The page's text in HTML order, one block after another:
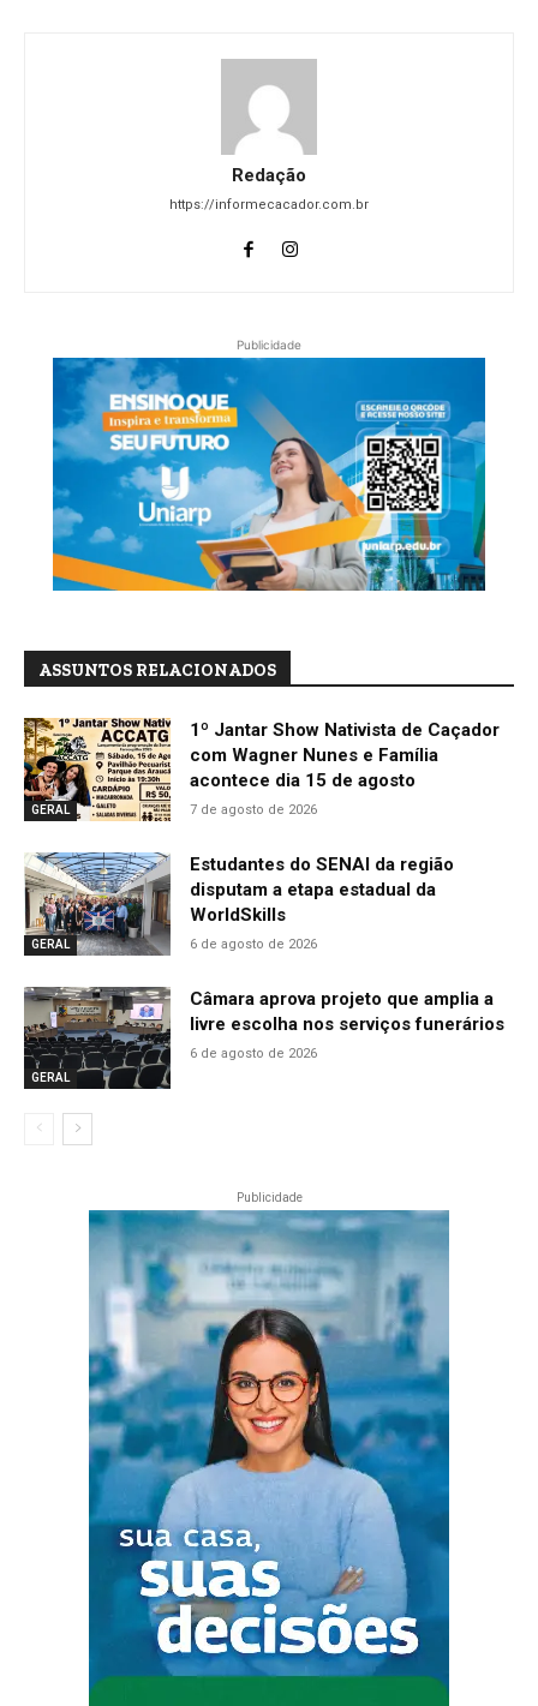
Redação
https://informecacador.com.br
Publicidade
ASSUNTOS RELACIONADOS
GERAL
1º Jantar Show Nativista de Caçador
com Wagner Nunes e Família
acontece dia 15 de agosto
7 de agosto de 2026
GERAL
Estudantes do SENAI da região
disputam a etapa estadual da
WorldSkills
6 de agosto de 2026
GERAL
Câmara aprova projeto que amplia a
livre escolha nos serviços funerários
6 de agosto de 2026
Publicidade